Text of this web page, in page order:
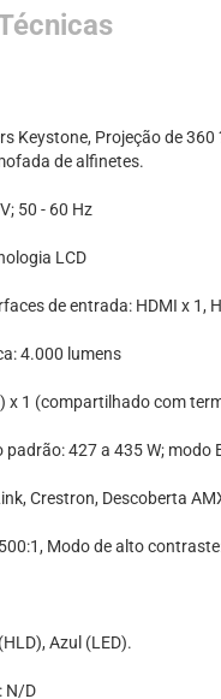
Keystone, Projeção de
de alfinetes.
50 - 60 Hz
LCD
de entrada: HDMI x 1,
4.000 lumens
x 1 (compartilhado com
427 a 435 W; modo
Crestron, Descoberta
Modo de alto
Azul (LED).
N/D